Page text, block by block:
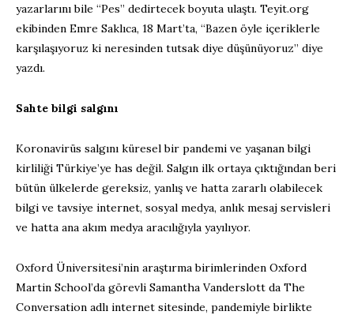
yazarlarını bile “Pes” dedirtecek boyuta ulaştı. Teyit.org
ekibinden Emre Saklıca, 18 Mart’ta, “Bazen öyle içeriklerle
karşılaşıyoruz ki neresinden tutsak diye düşünüyoruz” diye
yazdı.
Sahte bilgi salgını
Koronavirüs salgını küresel bir pandemi ve yaşanan bilgi
kirliliği Türkiye’ye has değil. Salgın ilk ortaya çıktığından beri
bütün ülkelerde gereksiz, yanlış ve hatta zararlı olabilecek
bilgi ve tavsiye internet, sosyal medya, anlık mesaj servisleri
ve hatta ana akım medya aracılığıyla yayılıyor.
Oxford Üniversitesi’nin araştırma birimlerinden Oxford
Martin School’da görevli Samantha Vanderslott da The
Conversation adlı internet sitesinde, pandemiyle birlikte